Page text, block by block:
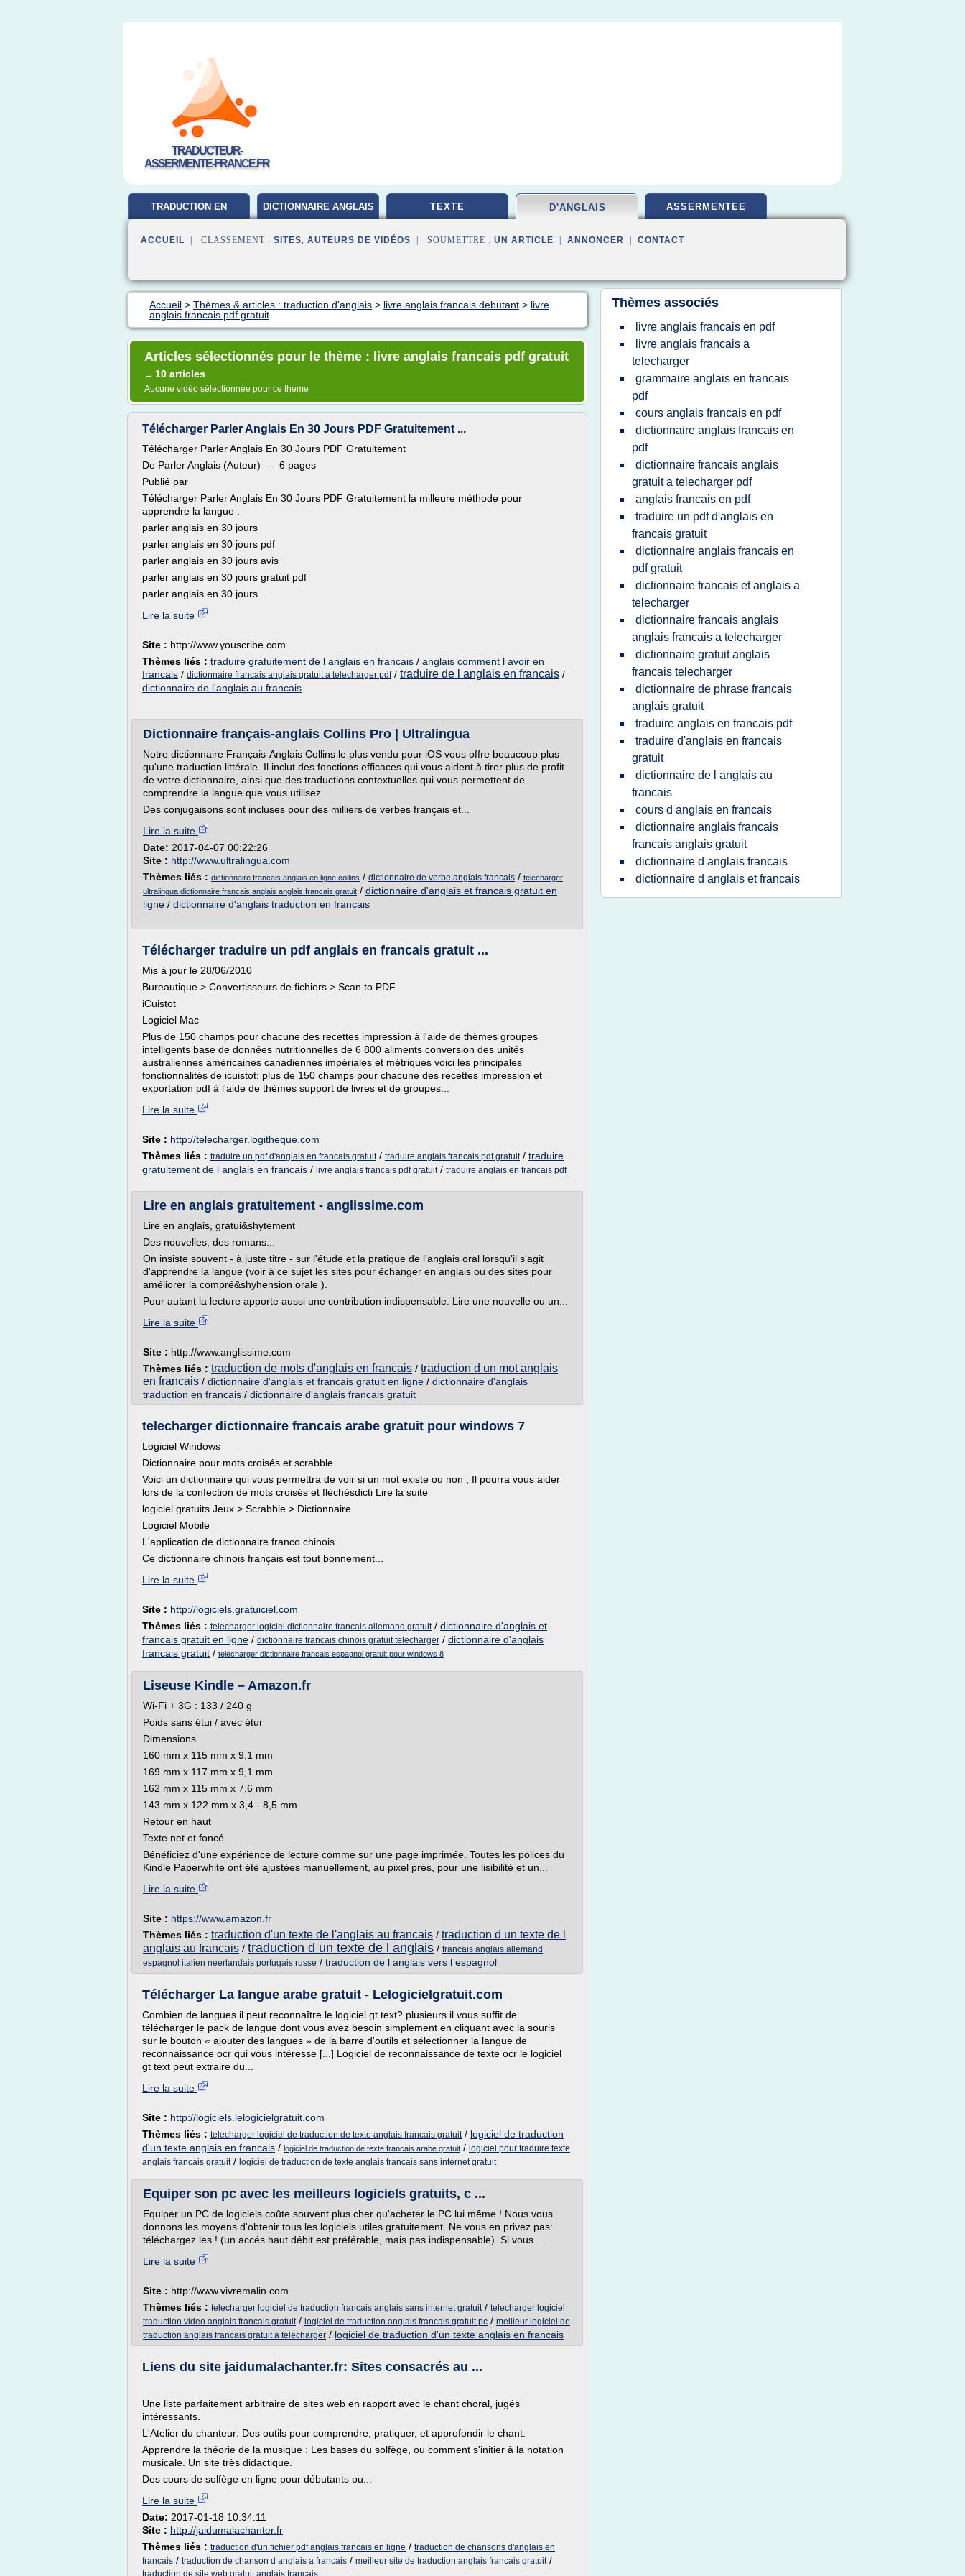
TRADUCTEUR-
ASSERMENTE-FRANCE.FR
TRADUCTION EN DICTIONNAIRE ANGLAIS TEXTE D'ANGLAIS ASSERMENTEE
ACCUEIL | CLASSEMENT : SITES, AUTEURS DE VIDÉOS | SOUMETTRE : UN ARTICLE ANNONCER CONTACT
Accueil > Thèmes & articles : traduction d'anglais > livre anglais francais debutant > livre
anglais francais pdf gratuit
Articles sélectionnés pour le thème : livre anglais francais pdf gratuit
→ 10 articles
Aucune vidéo sélectionnée pour ce thème
Télécharger Parler Anglais En 30 Jours PDF Gratuitement ...
Télécharger Parler Anglais En 30 Jours PDF Gratuitement
De Parler Anglais (Auteur) -- 6 pages
Publié par
Télécharger Parler Anglais En 30 Jours PDF Gratuitement la milleure méthode pour
apprendre la langue .
parler anglais en 30 jours
parler anglais en 30 jours pdf
parler anglais en 30 jours avis
parler anglais en 30 jours gratuit pdf
parler anglais en 30 jours...
Lire la suite
Site : http://www.youscribe.com
Thèmes liés : traduire gratuitement de l anglais en francais / anglais comment l avoir en
francais / dictionnaire francais anglais gratuit a telecharger pdf/ traduire de l anglais en francais /
dictionnaire de l'anglais au francais
Dictionnaire français-anglais Collins Pro | Ultralingua
Notre dictionnaire Français-Anglais Collins le plus vendu pour iOS vous offre beaucoup plus
qu'une traduction littérale. Il inclut des fonctions efficaces qui vous aident à tirer plus de profit
de votre dictionnaire, ainsi que des traductions contextuelles qui vous permettent de
comprendre la langue que vous utilisez.
Des conjugaisons sont incluses pour des milliers de verbes français et...
Lire la suite
Date: 2017-04-07 00:22:26
Site : http://www.ultralingua.com
Thèmes liés : dictionnaire francais anglais en ligne collins / dictionnaire de verbe anglais francais / telecharger
ultralingua dictionnaire francais anglais anglais francais gratuit / dictionnaire d'anglais et francais gratuit en
ligne / dictionnaire d'anglais traduction en francais
Télécharger traduire un pdf anglais en francais gratuit ...
Mis à jour le 28/06/2010
Bureautique > Convertisseurs de fichiers > Scan to PDF
iCuistot
Logiciel Mac
Plus de 150 champs pour chacune des recettes impression à l'aide de thèmes groupes
intelligents base de données nutritionnelles de 6 800 aliments conversion des unités
australiennes américaines canadiennes impériales et métriques voici les principales
fonctionnalités de icuistot: plus de 150 champs pour chacune des recettes impression et
exportation pdf à l'aide de thèmes support de livres et de groupes...
Lire la suite
Site : http://telecharger.logitheque.com
Thèmes liés : traduire un pdf d'anglais en francais gratuit/ traduire anglais francais pdf gratuit/ traduire
gratuitement de l anglais en francais / livre anglais francais pdf gratuit/ traduire anglais en francais pdf
Lire en anglais gratuitement - anglissime.com
Lire en anglais, gratui&shytement
Des nouvelles, des romans...
On insiste souvent - à juste titre - sur l'étude et la pratique de l'anglais oral lorsqu'il s'agit
d'apprendre la langue (voir à ce sujet les sites pour échanger en anglais ou des sites pour
améliorer la compré&shyhension orale ).
Pour autant la lecture apporte aussi une contribution indispensable. Lire une nouvelle ou un...
Lire la suite
Site : http://www.anglissime.com
Thèmes liés : traduction de mots d'anglais en francais / traduction d un mot anglais
en francais / dictionnaire d'anglais et francais gratuit en ligne / dictionnaire d'anglais
traduction en francais / dictionnaire d'anglais francais gratuit
telecharger dictionnaire francais arabe gratuit pour windows 7
Logiciel Windows
Dictionnaire pour mots croisés et scrabble.
Voici un dictionnaire qui vous permettra de voir si un mot existe ou non , Il pourra vous aider
lors de la confection de mots croisés et fléchésdicti Lire la suite
logiciel gratuits Jeux > Scrabble > Dictionnaire
Logiciel Mobile
L'application de dictionnaire franco chinois.
Ce dictionnaire chinois français est tout bonnement...
Lire la suite
Site : http://logiciels.gratuiciel.com
Thèmes liés : telecharger logiciel dictionnaire francais allemand gratuit/ dictionnaire d'anglais et
francais gratuit en ligne / dictionnaire francais chinois gratuit telecharger / dictionnaire d'anglais
francais gratuit / telecharger dictionnaire francais espagnol gratuit pour windows 8
Liseuse Kindle – Amazon.fr
Wi-Fi + 3G : 133 / 240 g
Poids sans étui / avec étui
Dimensions
160 mm x 115 mm x 9,1 mm
169 mm x 117 mm x 9,1 mm
162 mm x 115 mm x 7,6 mm
143 mm x 122 mm x 3,4 - 8,5 mm
Retour en haut
Texte net et foncé
Bénéficiez d'une expérience de lecture comme sur une page imprimée. Toutes les polices du
Kindle Paperwhite ont été ajustées manuellement, au pixel près, pour une lisibilité et un...
Lire la suite
Site : https://www.amazon.fr
Thèmes liés : traduction d'un texte de l'anglais au francais / traduction d un texte de l
anglais au francais / traduction d un texte de l anglais / francais anglais allemand
espagnol italien neerlandais portugais russe / traduction de l anglais vers l espagnol
Télécharger La langue arabe gratuit - Lelogicielgratuit.com
Combien de langues il peut reconnaître le logiciel gt text? plusieurs il vous suffit de
télécharger le pack de langue dont vous avez besoin simplement en cliquant avec la souris
sur le bouton « ajouter des langues » de la barre d'outils et sélectionner la langue de
reconnaissance ocr qui vous intéresse [...] Logiciel de reconnaissance de texte ocr le logiciel
gt text peut extraire du...
Lire la suite
Site : http://logiciels.lelogicielgratuit.com
Thèmes liés : telecharger logiciel de traduction de texte anglais francais gratuit/ logiciel de traduction
d'un texte anglais en francais / logiciel de traduction de texte francais arabe gratuit / logiciel pour traduire texte
anglais francais gratuit/ logiciel de traduction de texte anglais francais sans internet gratuit
Equiper son pc avec les meilleurs logiciels gratuits, c ...
Equiper un PC de logiciels coûte souvent plus cher qu'acheter le PC lui même ! Nous vous
donnons les moyens d'obtenir tous les logiciels utiles gratuitement. Ne vous en privez pas:
téléchargez les ! (un accés haut débit est préférable, mais pas indispensable). Si vous...
Lire la suite
Site : http://www.vivremalin.com
Thèmes liés : telecharger logiciel de traduction francais anglais sans internet gratuit/ telecharger logiciel
traduction video anglais francais gratuit/ logiciel de traduction anglais francais gratuit pc / meilleur logiciel de
traduction anglais francais gratuit a telecharger / logiciel de traduction d'un texte anglais en francais
Liens du site jaidumalachanter.fr: Sites consacrés au ...
Une liste parfaitement arbitraire de sites web en rapport avec le chant choral, jugés
intéressants.
L'Atelier du chanteur: Des outils pour comprendre, pratiquer, et approfondir le chant.
Apprendre la théorie de la musique : Les bases du solfège, ou comment s'initier à la notation
musicale. Un site très didactique.
Des cours de solfège en ligne pour débutants ou...
Lire la suite
Date: 2017-01-18 10:34:11
Site : http://jaidumalachanter.fr
Thèmes liés : traduction d'un fichier pdf anglais francais en ligne / traduction de chansons d'anglais en
francais / traduction de chanson d anglais a francais / meilleur site de traduction anglais francais gratuit/
traduction de site web gratuit anglais francais
Thèmes associés
livre anglais francais en pdf
livre anglais francais a
telecharger
grammaire anglais en francais
pdf
cours anglais francais en pdf
dictionnaire anglais francais en
pdf
dictionnaire francais anglais
gratuit a telecharger pdf
anglais francais en pdf
traduire un pdf d'anglais en
francais gratuit
dictionnaire anglais francais en
pdf gratuit
dictionnaire francais et anglais a
telecharger
dictionnaire francais anglais
anglais francais a telecharger
dictionnaire gratuit anglais
francais telecharger
dictionnaire de phrase francais
anglais gratuit
traduire anglais en francais pdf
traduire d'anglais en francais
gratuit
dictionnaire de l anglais au
francais
cours d anglais en francais
dictionnaire anglais francais
francais anglais gratuit
dictionnaire d anglais francais
dictionnaire d anglais et francais